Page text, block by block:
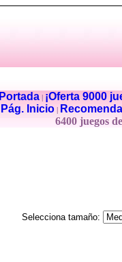
Portada|
¡Oferta 9000
Pág. Inicio
6400 juegos
Selecciona tamaño: